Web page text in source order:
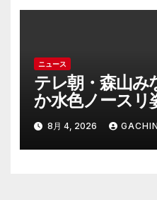
異例のケース_8
ニュース
テレ朝・森山み
か水色ノースリ
裂 「爽やかで
にお似合い」(J-
8月 4, 2026